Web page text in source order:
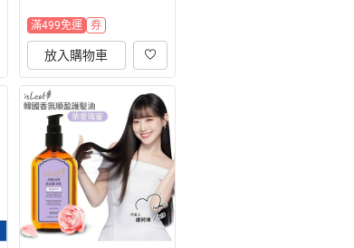
滿499免運 券
放入購物車